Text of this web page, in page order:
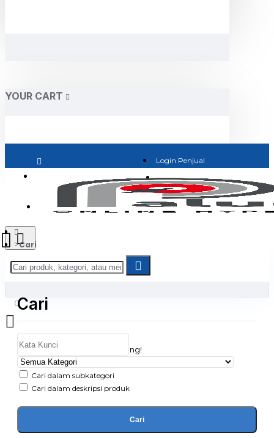
YOUR CART
Login Penjual
Jadi Penjual
0
Daftar belanja Anda kosong!
Cari
Cari
Cari dalam subkategori
Cari dalam deskripsi produk
Cari